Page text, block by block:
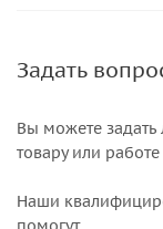
Задать
Вы можете
товару или
Наши